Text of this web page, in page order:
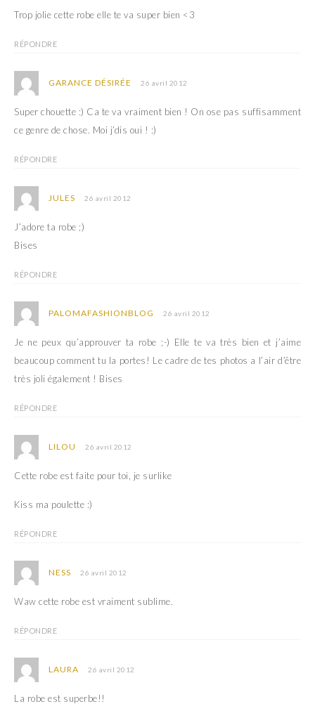
Trop jolie cette robe elle te va super bien <3
RÉPONDRE
GARANCE DÉSIRÉE 26 avril 2012
Super chouette :) Ca te va vraiment bien ! On ose pas suffisamment
ce genre de chose. Moi j’dis oui ! :)
RÉPONDRE
JULES 26 avril 2012
J’adore ta robe ;)
Bises
RÉPONDRE
PALOMAFASHIONBLOG 26 avril 2012
Je ne peux qu’approuver ta robe ;-) Elle te va très bien et j’aime
beaucoup comment tu la portes! Le cadre de tes photos a l’air d’être
très joli également ! Bises
RÉPONDRE
LILOU 26 avril 2012
Cette robe est faite pour toi, je surlike
Kiss ma poulette :)
RÉPONDRE
NESS 26 avril 2012
Waw cette robe est vraiment sublime.
RÉPONDRE
LAURA 26 avril 2012
La robe est superbe!!